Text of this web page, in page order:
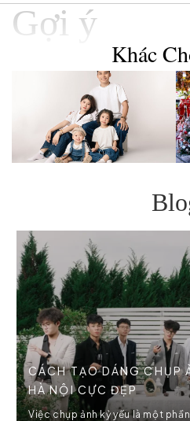
Gợi ý
Khác
CÁCH TẠO DÁNG CHỤP
HÀ NỘI CỰC ĐẸP
Việc chụp ảnh kỷ yếu là một